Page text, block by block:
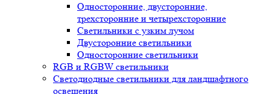
Односторонние, двусторонние,
трехсторонние и четырехсторонние
Светильники с узким лучом
Двусторонние светильники
Односторонние светильники
RGB и RGBW светильники
Светодиодные светильники для ландшафтного
освещения